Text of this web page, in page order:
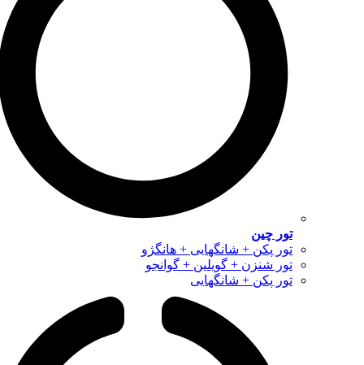
تور چین
تور پکن + شانگهایی + هانگژو
تور شنزن + گویلین + گوانجو
تور پکن + شانگهایی